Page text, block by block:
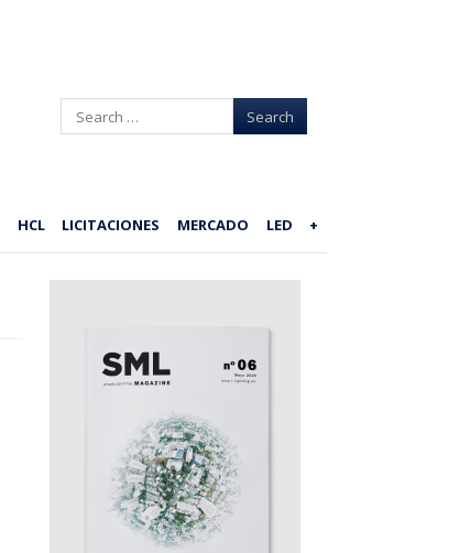
Search
HCL LICITACIONES MERCADO LED +